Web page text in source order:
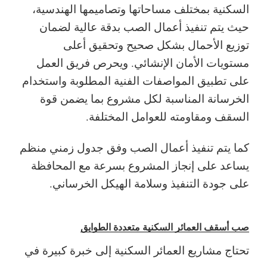
السكنية بمختلف مساحاتها وتصاميمها الهندسية،
حيث يتم تنفيذ أعمال الصب بدقة عالية لضمان
توزيع الأحمال بشكل صحيح وتحقيق أعلى
مستويات الأمان الإنشائي. ويحرص فريق العمل
على تطبيق المواصفات الفنية المطلوبة واستخدام
الخرسانة المناسبة لكل مشروع بما يضمن قوة
السقف ومقاومته للعوامل المختلفة.
كما يتم تنفيذ أعمال الصب وفق جدول زمني منظم
يساعد على إنجاز المشروع بسرعة مع المحافظة
على جودة التنفيذ وسلامة الهيكل الخرساني.
صب أسقف العمائر السكنية متعددة الطوابق
تحتاج مشاريع العمائر السكنية إلى خبرة كبيرة في